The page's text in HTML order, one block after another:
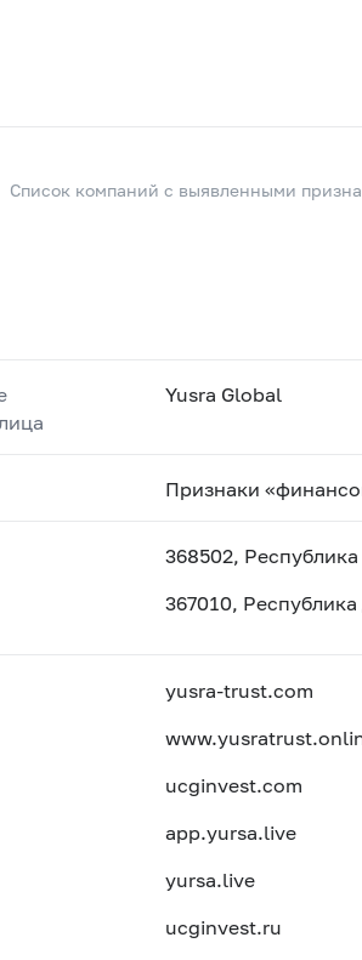
Список компаний с выявленными
Yusra Global
Признаки
368502,
367010,
yusra-trust.com
ucginvest.com
app.yursa.live
yursa.live
ucginvest.ru